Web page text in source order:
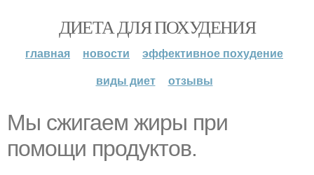
ДИЕТА ДЛЯ ПОХУДЕНИЯ
главная новости
эффективное похудение
виды диет
отзывы
Мы сжигаем жиры при
помощи продуктов.